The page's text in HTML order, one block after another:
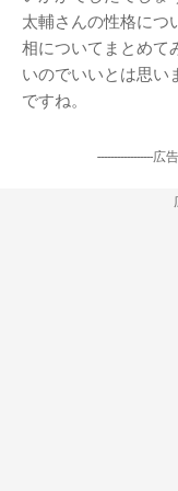
太輔さんの性格につ
相についてまとめて
いのでいいとは思い
ですね。
-----------------